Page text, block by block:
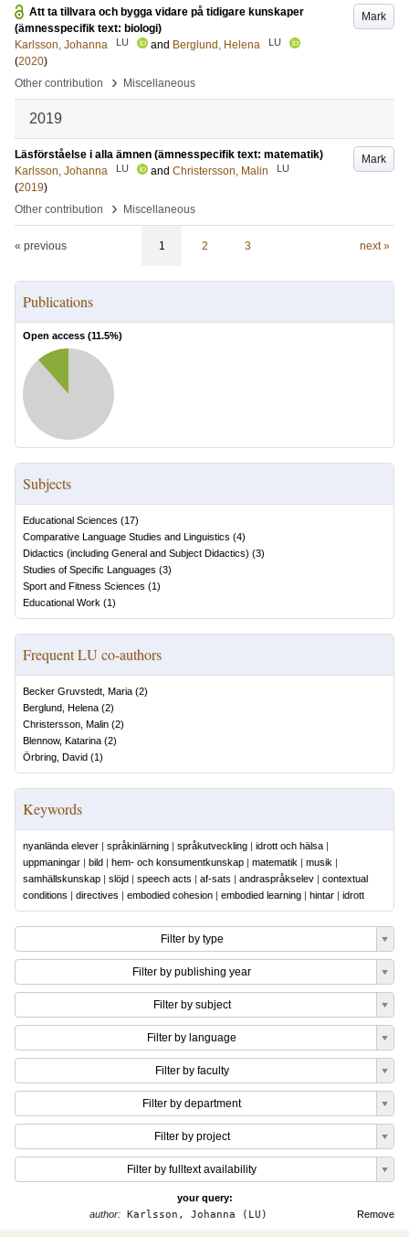
Mark
Att ta tillvara och bygga vidare på tidigare kunskaper
(ämnesspecifik text: biologi)
Karlsson, Johanna
LU and Berglund, Helena LU
(2020)
Other contribution
› Miscellaneous
2019
Mark
Läsförståelse i alla ämnen (ämnesspecifik text: matematik)
Karlsson, Johanna
LU and Christersson, Malin LU
(2019)
Other contribution
› Miscellaneous
« previous 1 2 3 next »
Publications
Open access (11.5%)
Subjects
Educational Sciences (17)
Comparative Language Studies and Linguistics (4)
Didactics (including General and Subject Didactics) (3)
Studies of Specific Languages (3)
Sport and Fitness Sciences (1)
Educational Work (1)
Frequent LU co-authors
Becker Gruvstedt, Maria (2)
Berglund, Helena (2)
Christersson, Malin (2)
Blennow, Katarina (2)
Örbring, David (1)
Keywords
nyanlända elever | språkinlärning | språkutveckling | idrott och hälsa |
uppmaningar | bild | hem- och konsumentkunskap | matematik | musik |
samhällskunskap | slöjd | speech acts | af-sats | andraspråkselev | contextual
conditions | directives | embodied cohesion | embodied learning | hintar | idrott
Filter by type
Filter by publishing year
Filter by subject
Filter by language
Filter by faculty
Filter by department
Filter by project
Filter by fulltext availability
your query:
Remove
author: Karlsson, Johanna (LU)